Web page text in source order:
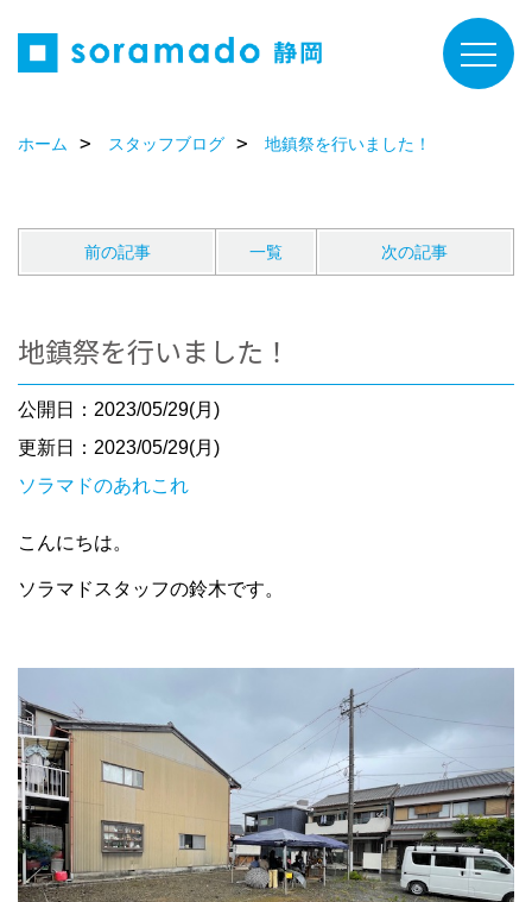
ホーム スタッフブログ 地鎮祭を行いました！
前の記事 一覧 次の記事
地鎮祭を行いました！
公開日：2023/05/29(月)
更新日：2023/05/29(月)
ソラマドのあれこれ
こんにちは。
ソラマドスタッフの鈴木です。